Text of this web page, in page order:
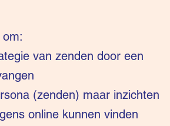
van zenden door een
(zenden) maar inzichten
online kunnen vinden